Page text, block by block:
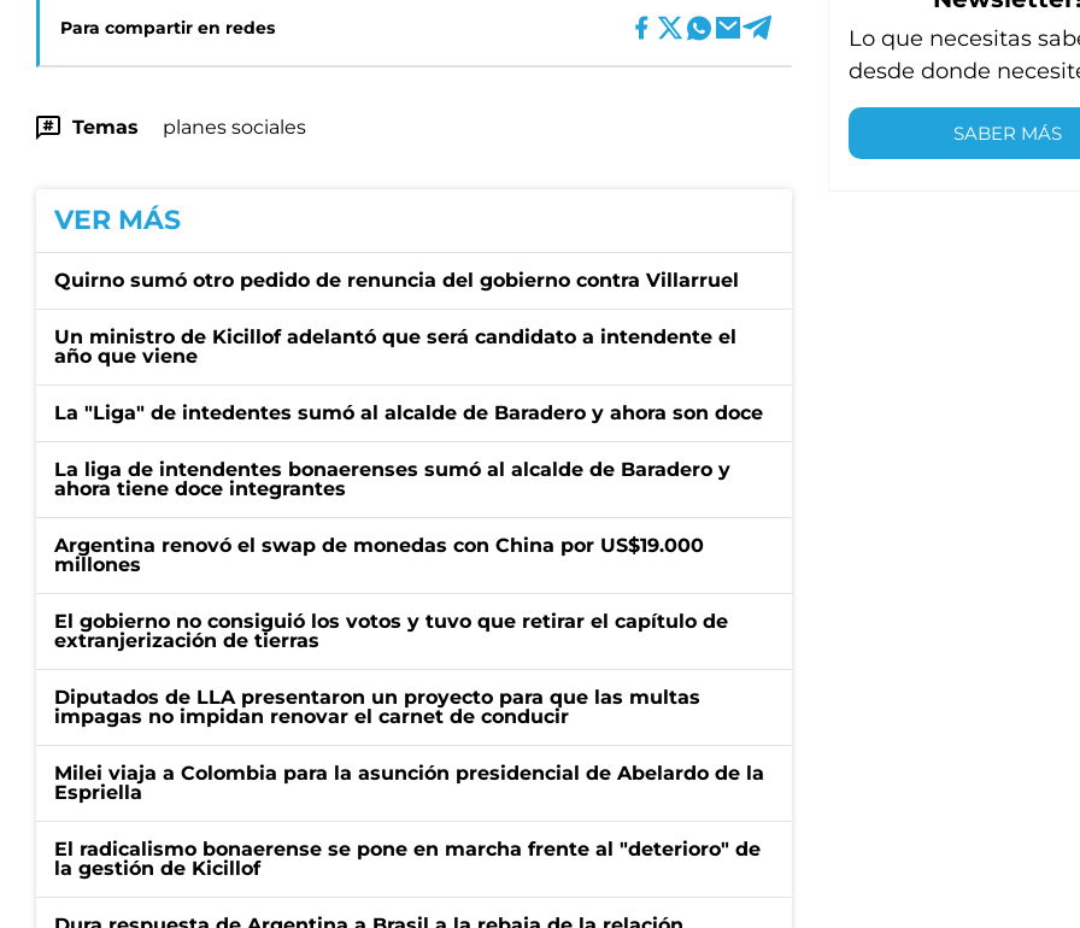
Para compartir en redes
Temas planes sociales
VER MÁS
Quirno sumó otro pedido de renuncia del gobierno contra Villarruel
Un ministro de Kicillof adelantó que será candidato a intendente el
año que viene
La "Liga" de intedentes sumó al alcalde de Baradero y ahora son doce
La liga de intendentes bonaerenses sumó al alcalde de Baradero y
ahora tiene doce integrantes
Argentina renovó el swap de monedas con China por US$19.000
millones
El gobierno no consiguió los votos y tuvo que retirar el capítulo de
extranjerización de tierras
Diputados de LLA presentaron un proyecto para que las multas
impagas no impidan renovar el carnet de conducir
Milei viaja a Colombia para la asunción presidencial de Abelardo de la
Espriella
El radicalismo bonaerense se pone en marcha frente al "deterioro" de
la gestión de Kicillof
Lo que necesitas
desde donde
SABER MÁS